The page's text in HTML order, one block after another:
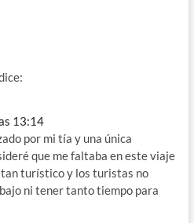
13:14
por mi tía y una única
que me faltaba en este viaje
turístico y los turistas no
ni tener tanto tiempo para